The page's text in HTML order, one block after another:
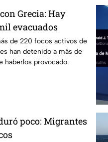
Grecia: Hay
evacuados
de 220 focos activos de
han detenido a más de
haberlos provocado.
poco: Migrantes